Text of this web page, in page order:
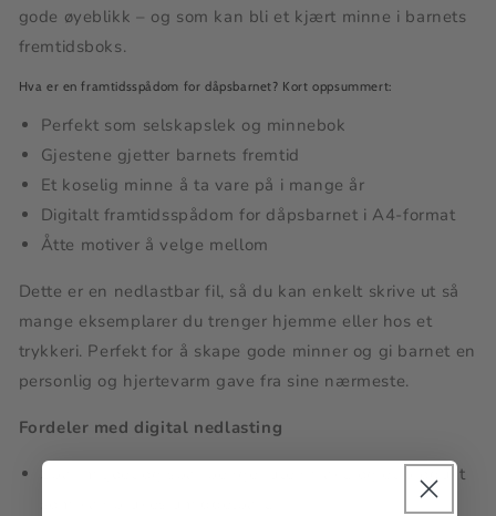
gode øyeblikk – og som kan bli et kjært minne i barnets
fremtidsboks.
Hva er en framtidsspådom for dåpsbarnet? Kort oppsummert:
Perfekt som selskapslek og minnebok
Gjestene gjetter barnets fremtid
Et koselig minne å ta vare på i mange år
Digitalt framtidsspådom for dåpsbarnet i A4-format
Åtte motiver å velge mellom
Dette er en nedlastbar fil, så du kan enkelt skrive ut så
mange eksemplarer du trenger hjemme eller hos et
trykkeri. Perfekt for å skape gode minner og gi barnet en
personlig og hjertevarm gave fra sine nærmeste.
Fordeler med digital nedlasting
Spar miljøet og spar penger uten frakt, og et produkt